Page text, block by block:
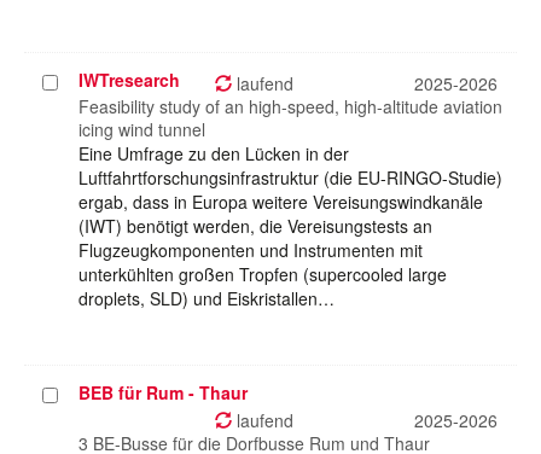
Projekt
auswählen
IWTresearch laufend
2025-2026
Feasibility study of an high-speed, high-altitude aviation
icing wind tunnel
Eine Umfrage zu den Lücken in der
Luftfahrtforschungsinfrastruktur (die EU-RINGO-Studie)
ergab, dass in Europa weitere Vereisungswindkanäle
(IWT) benötigt werden, die Vereisungstests an
Flugzeugkomponenten und Instrumenten mit
unterkühlten großen Tropfen (supercooled large
droplets, SLD) und Eiskristallen…
ProjektBEB für Rum - Thaur
laufend
2025-2026
3 BE-Busse für die Dorfbusse Rum und Thaur